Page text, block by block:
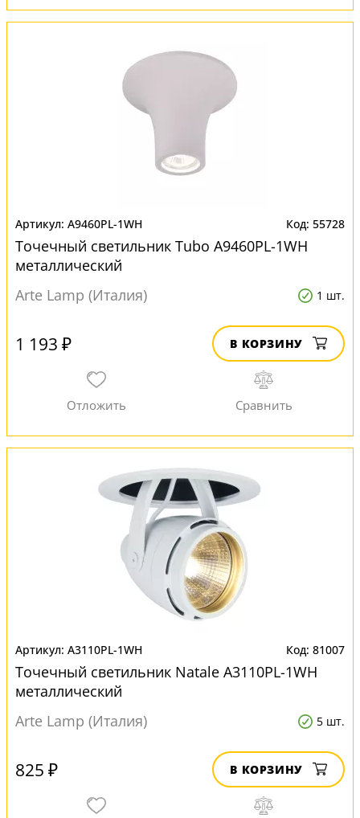
A9460PL-1WH 55728
Точечный светильник Tubo A9460PL-1WH
металлический
Arte Lamp (Италия)
1 шт.
1 193 ₽ В КОРЗИНУ
A3110PL-1WH 81007
Точечный светильник Natale A3110PL-1WH
металлический
Arte Lamp (Италия)
5 шт.
825 ₽ В КОРЗИНУ